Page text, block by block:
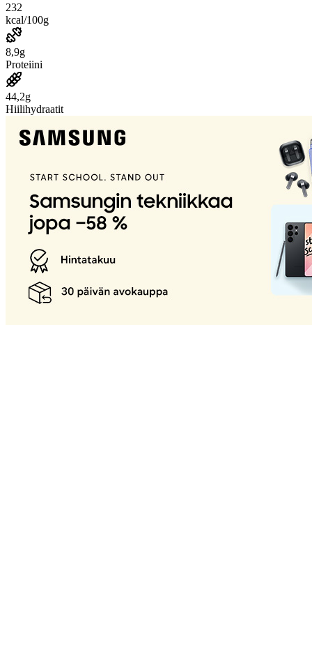
232
kcal/100g
8,9g
Proteiini
44,2g
Hiilihydraatit